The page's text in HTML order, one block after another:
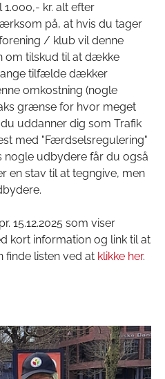
kr. alt efter
på, at hvis du tager
/ klub vil denne
om tilskud til at dække
tilfælde dækker
omkostning (nogle
grænse for hvor meget
uddanner dig som Trafik
med "Færdselsregulering"
nogle udbydere får du også
en stav til at tegngive, men
15.12.2025 som viser
kort information og link til at
finde listen ved at klikke her.